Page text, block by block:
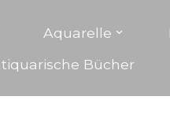
Aquarelle
Bücher